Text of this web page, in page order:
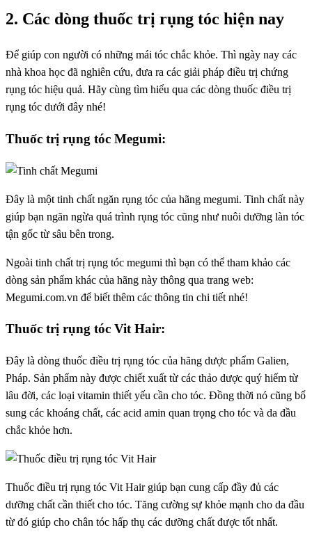
2. Các dòng thuốc trị rụng tóc hiện nay
Để giúp con người có những mái tóc chắc khỏe. Thì ngày nay các
nhà khoa học đã nghiên cứu, đưa ra các giải pháp điều trị chứng
rụng tóc hiệu quả. Hãy cùng tìm hiểu qua các dòng thuốc điều trị
rụng tóc dưới đây nhé!
Thuốc trị rụng tóc Megumi:
Đây là một tinh chất ngăn rụng tóc của hãng megumi. Tinh chất này
giúp bạn ngăn ngừa quá trình rụng tóc cũng như nuôi dưỡng làn tóc
tận gốc từ sâu bên trong.
Ngoài tinh chất trị rụng tóc megumi thì bạn có thể tham khảo các
dòng sản phẩm khác của hãng này thông qua trang web:
Megumi.com.vn để biết thêm các thông tin chi tiết nhé!
Thuốc trị rụng tóc Vit Hair:
Đây là dòng thuốc điều trị rụng tóc của hãng dược phẩm Galien,
Pháp. Sản phẩm này được chiết xuất từ các thảo dược quý hiếm từ
lâu đời, các loại vitamin thiết yếu cần cho tóc. Đồng thời nó cũng bổ
sung các khoáng chất, các acid amin quan trọng cho tóc và da đầu
chắc khỏe hơn.
Thuốc điều trị rụng tóc Vit Hair giúp bạn cung cấp đầy đủ các
dưỡng chất cần thiết cho tóc. Tăng cường sự khỏe mạnh cho da đầu
từ đó giúp cho chân tóc hấp thụ các dưỡng chất được tốt nhất.